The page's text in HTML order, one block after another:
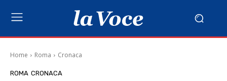
Home Roma Cronaca
ROMA CRONACA